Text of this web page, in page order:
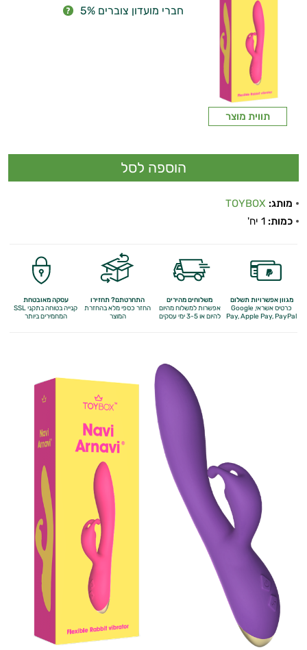
מיניות
מיניות
הגבר
זוגות
תווית מוצר
חברי מועדון צוברים 5%
מותג: TOYBOX
כמות:
מגוון אפשרויות תשלום
כרטיס אשראי, Google
Pay,Apple Pay, PayPal
משלוחים מהירים
אפשרות למשלוח מהיום
להיום או 3-5 ימי עסקים
התחרטתם? תחזירו
החזר כספי מלאבהחזרת
המוצר
עסקה מאובטחת
קנייה בטוחה בתקני SSL
המחמירים ביותר